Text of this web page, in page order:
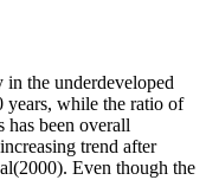
the underdeveloped
years, while the ratio of
been overall
trend after
Even though the